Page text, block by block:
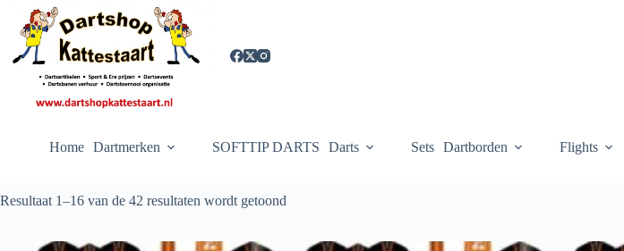
inhoud
Home Dartmerken SOFTTIP DARTS Darts Sets Dartborden Flights
Resultaat 1–16 van de 42 resultaten wordt getoond